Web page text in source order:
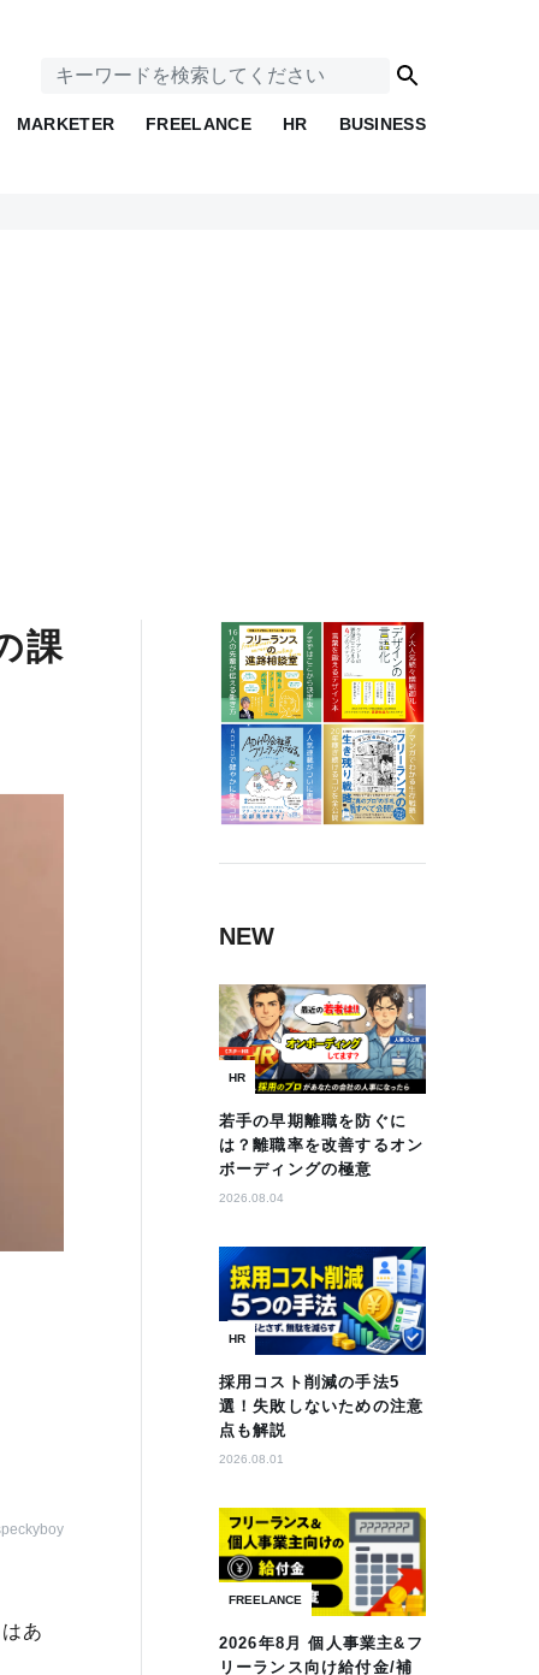
MARKETER FREELANCE HR BUSINESS
課
あ
NEW
HR
若手の早期離職を防ぐに
は？離職率を改善するオン
ボーディングの極意
2026.08.04
HR
採用コスト削減の手法5
選！失敗しないための注意
点も解説
2026.08.01
FREELANCE
2026年8月 個人事業主&フ
リーランス向け給付金/補